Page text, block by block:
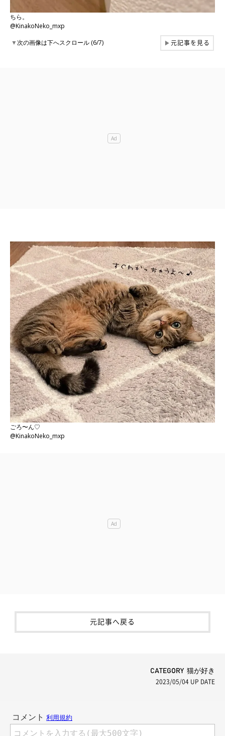
ちら。
@KinakoNeko_mxp
▼次の画像は下へスクロール (6/7) ▶元記事を見る
ごろ〜ん♡
@KinakoNeko_mxp
元記事へ戻る
CATEGORY 猫が好き
2023/05/04 UP DATE